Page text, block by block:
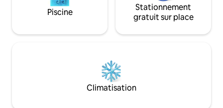
Piscine
Stationnement
gratuit sur place
Climatisation